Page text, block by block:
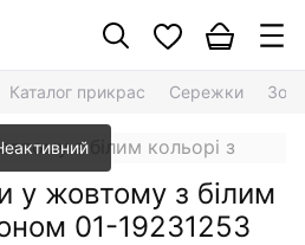
Каталог прикрас Сережки
у жовтому з білим
01-19231253